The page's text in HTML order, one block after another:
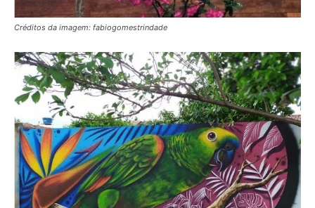
Créditos da imagem: fabiogomestrindade